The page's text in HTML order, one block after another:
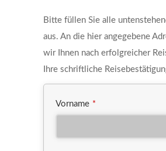
Bitte füllen Sie alle
aus. An die hier angegebene
wir Ihnen nach erfolgreicher
Ihre schriftliche
Vorname *